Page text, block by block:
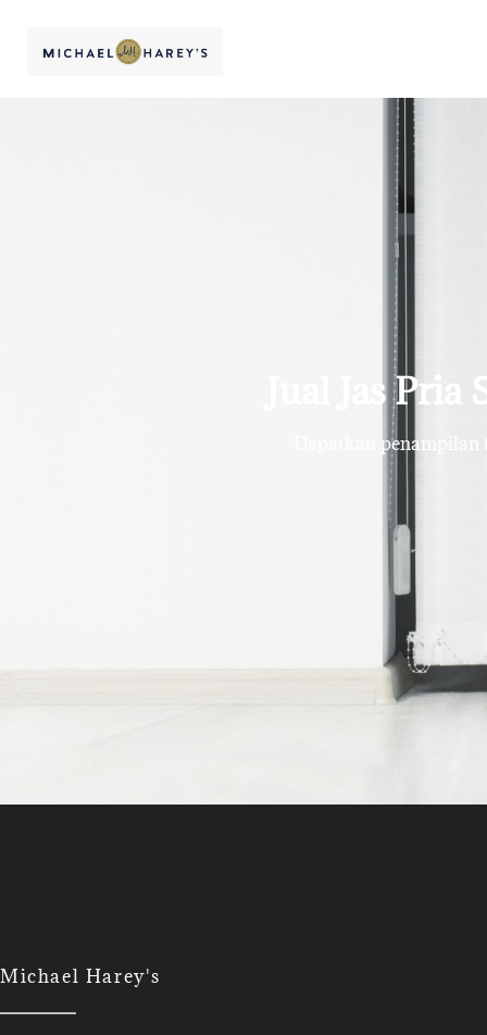
Jual Jas
Dapatkan
Michael Harey's